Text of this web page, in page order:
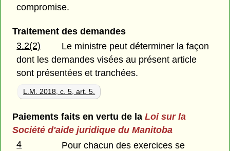
compromise.
Traitement des demandes
3.2(2)
Le ministre peut déterminer la façon
dont les demandes visées au présent article
sont présentées et tranchées.
L.M. 2018, c. 5, art. 5.
Paiements faits en vertu de la Loi sur la
Société d'aide juridique du Manitoba
4
Pour chacun des exercices se